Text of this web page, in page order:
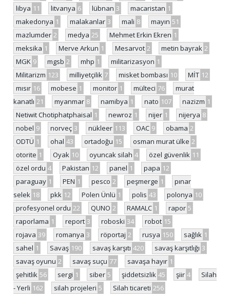
libya 11 litvanya 6 lübnan 3 macaristan 1
makedonya 1 malakanlar 3 mali 8 mayın 51
mazlumder 2 medya 25 Mehmet Erkin Ekren 1
meksika 1 Merve Arkun 1 Mesarvot 2 metin bayrak 2
MGK 9 mgsb 2 mhp 1 militarizasyon 1
Militarizm 123 milliyetçilik 7 misket bombası 10 MİT 12
mısır 16 mobese 1 monitor 1 mülteci 76
murat
kanatlı 21 myanmar 8 namibya 1 nato 107 nazizm 1
Netiwit Chotiphatphaisal 1 newroz 1 nijer 1 nijerya 8
nobel 9 norveç 3 nükleer 113 OAC 9 obama 2
ODTÜ 1 ohal 43 ortadoğu 15 osman murat ülke 2
otorite 1 Oyak 10 oyuncak silah 4 özel güvenlik 11
özel ordu 4 Pakistan 12 panel 1 papa 12
paraguay 1 PEN 1 pesco 2 peşmerge 1
pınar
selek 18 pkk 12 Polen Ünlü 1 polis 43 polonya 10
profesyonel ordu 22 QUNO 2 RAMALC 1 rapor 5
raporlama 1 report 3 roboski 34 robot 15
rojava 39 romanya 3 röportaj 2 rusya 150 sağlık 1
sahel 1 Savaş 190 savaş karşıtı 420 savaş karşıtlığı 3
savaş oyunu 2 savaş suçu 77 savaşa hayır 1
şehitlik 56 sergi 1 siber 5 şiddetsizlik 45 şiir 4
Silah
- Yerli 162 silah projeleri 5 Silah ticareti 256